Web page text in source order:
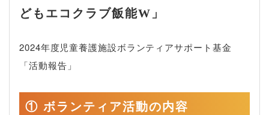
どもエコクラブ飯能W」
2024年度児童養護施設ボランティアサポート基金
「活動報告」
① ボランティア活動の内容